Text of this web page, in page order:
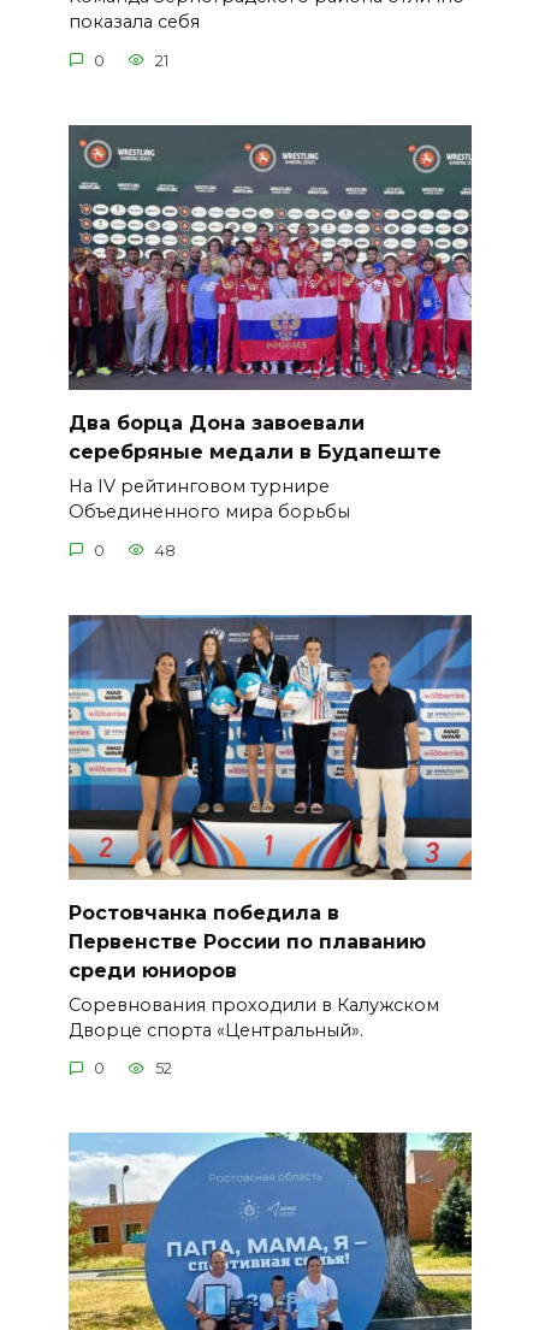
показала себя
0 21
Два борца Дона завоевали
серебряные медали в Будапеште
На IV рейтинговом турнире
Объединенного мира борьбы
0 48
Ростовчанка победила в
Первенстве России по плаванию
среди юниоров
Соревнования проходили в Калужском
Дворце спорта «Центральный».
0 52